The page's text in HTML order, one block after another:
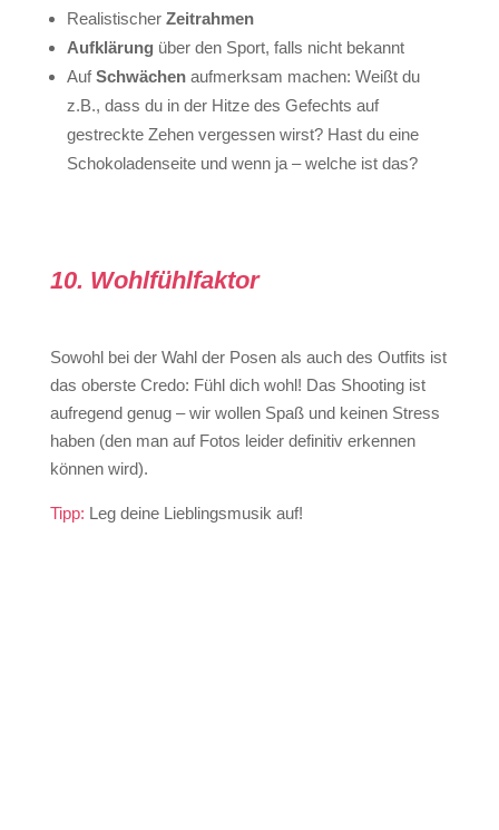
Realistischer Zeitrahmen
Aufklärung über den Sport, falls nicht bekannt
AufSchwächenaufmerksam machen: Weißt du
z.B., dass du in der Hitze des Gefechts auf
gestreckte Zehen vergessen wirst? Hast du eine
Schokoladenseite und wenn ja – welche ist das?
10. Wohlfühlfaktor
Sowohl bei der Wahl der Posen als auch des Outfits ist
das oberste Credo: Fühl dich wohl! Das Shooting ist
aufregend genug – wir wollen Spaß und keinen Stress
haben (den man auf Fotos leider definitiv erkennen
können wird).
Tipp: Leg deine Lieblingsmusik auf!